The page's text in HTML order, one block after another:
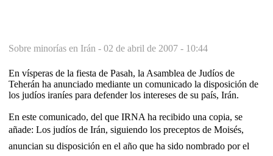
Sobre minorías en Irán - 02 de abril de 2007 - 10:44
En vísperas de la fiesta de Pasah, la Asamblea de Judíos de
Teherán ha anunciado mediante un comunicado la disposición de
los judíos iraníes para defender los intereses de su país, Irán.
En este comunicado, del que IRNA ha recibido una copia, se
añade: Los judíos de Irán, siguiendo los preceptos de Moisés,
anuncian su disposición en el año que ha sido nombrado por el